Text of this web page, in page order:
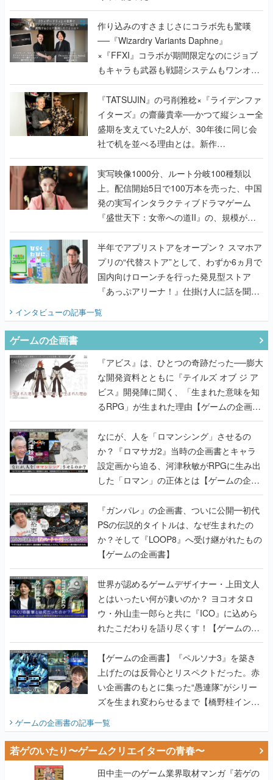
作り込みのすさまじさにコラボ先も驚嘆
──『Wizardry Variants Daphne』
×『FFXI』コラボが期間限定なのにジョブ
もキャラも武器も戦闘システムもワンオフ
で作り込まれた理由を両ディレクターに聞
く
『TATSUJIN』の弓削雅稔×『ライデンファ
イターズ』の齋藤貴幸──かつて縦シュー全
盛期を支えていた2人が、30年後に同じ会
社で机を並べる理由とは。新作
『TATSUJIN EXTREME』で初タッグを組
んだレジェンド2人に訊く開発秘話
実写映像1000分、ルート分岐100種類以
上。配信開始5日で100万本を売った、中国
発の実写インタラクティブドラマゲーム
『盛世天下：女帝への道II』の、規模が違
うこだわりをプロデューサーに聞いた
半年でアプリストアをオープン？ スマホア
プリの“代替ストア”として、わずか6ヵ月で
国内向けローンチを行った発見型ストア
『あっぷアリーナ！』仕掛け人に話を聞い
てみた
インタビューの記事一覧
ゲームの企画書
『アビス』は、ひとつの奇跡だった──膨大
な開発資料とともに『テイルズ オブ ジ ア
ビス』開発陣に聞く、「生まれた意味を知
るRPG」が生まれた理由【ゲームの企画
書】
なにが、人を「ロマンシング」させるの
か？『ロマサガ2』当時の企画書とキャラ
設定画から迫る、河津秋敏がRPGに生み出
した「ロマン」の正体とは【ゲームの企画
書】
『ガンパレ』の企画書、ついに公開━初代
PSの伝説的タイトルは、なぜ生まれたの
か？そして『LOOP8』へ受け継がれたもの
【ゲームの企画書】
世界が認めるゲームデザイナー・上田文人
とはいったい何が凄いのか？ ヨコオタロ
ウ・外山圭一郎らと共に『ICO』に込めら
れたこだわりを語り尽くす！【ゲームの企
画書】
【ゲームの企画書】『ペルソナ3』を築き
上げたのは反骨心とリスペクトだった。赤
い企画書のもとに集った“愚連隊”がシリー
ズを生まれ変わらせるまで【橋野桂インタ
ビュー】
ゲームの企画書の記事一覧
若ゲのいたり〜ゲームクリエイターの青春〜
田中圭一のゲーム業界取材マンガ『若ゲの